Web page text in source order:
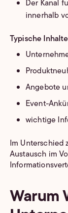
Der Kanal
innerhalb
Typische
Angebote
Event-
wichtige
Im Unterschied
Austausch im
Warum